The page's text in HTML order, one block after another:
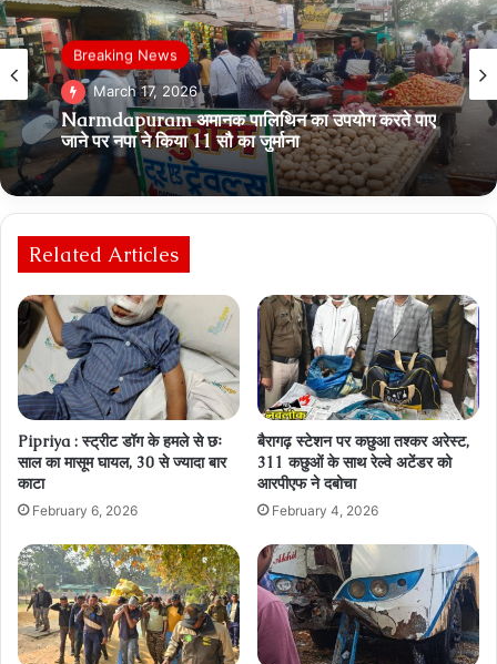
Breaking News
March 17, 2026
Narmdapuram अमानक पालिथिन का उपयोग करते पाए
जाने पर नपा ने किया 11 सौ का जुर्माना
आसपास
February 26, 2026
katni – रिश्‍वत मेंं मंहगा मोबाइल फोन मांगना पड़ा भारी, 5
Related Articles
Pipriya : स्ट्रीट डॉग के हमले से छः
साल का मासूम घायल, 30 से ज्यादा बार
काटा
February 6, 2026
बैरागढ़ स्‍टेशन पर कछुआ तश्‍कर अरेस्‍ट,
311 कछुओं के साथ रेल्‍वे अटेंडर को
आरपीएफ ने दबोचा
February 4, 2026